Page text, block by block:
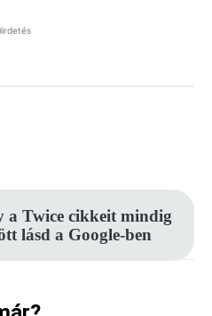
a Twice cikkeit mindig
lásd a Google-ben